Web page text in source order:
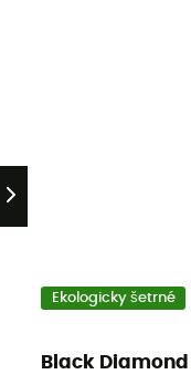
Ekologicky šetrné
Black Diamond